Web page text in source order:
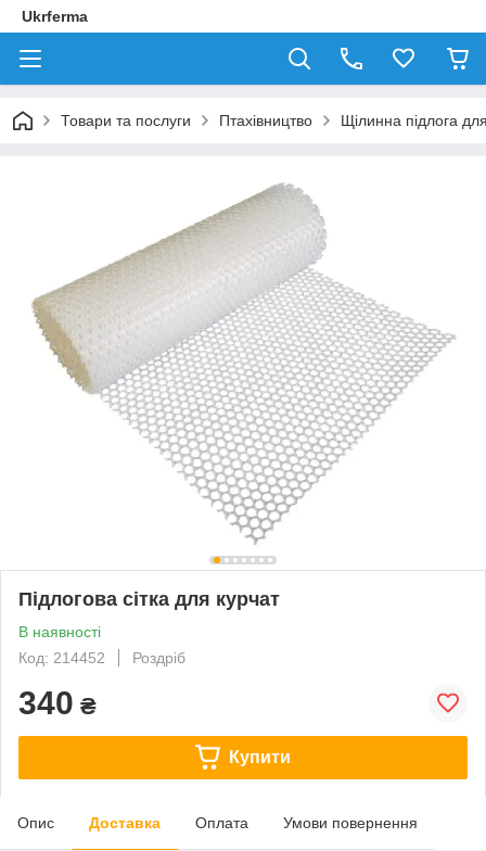
Ukrferma
Товари та послуги Птахівництво Щілинна підлога
Підлогова сітка для курчат
В наявності
Код: 214452
Роздріб
340 ₴
Купити
Опис Доставка Оплата Умови повернення